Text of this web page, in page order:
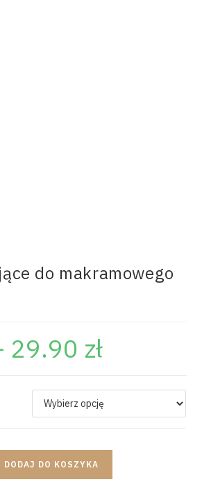
do makramowego
29.90 zł
DODAJ DO KOSZYKA